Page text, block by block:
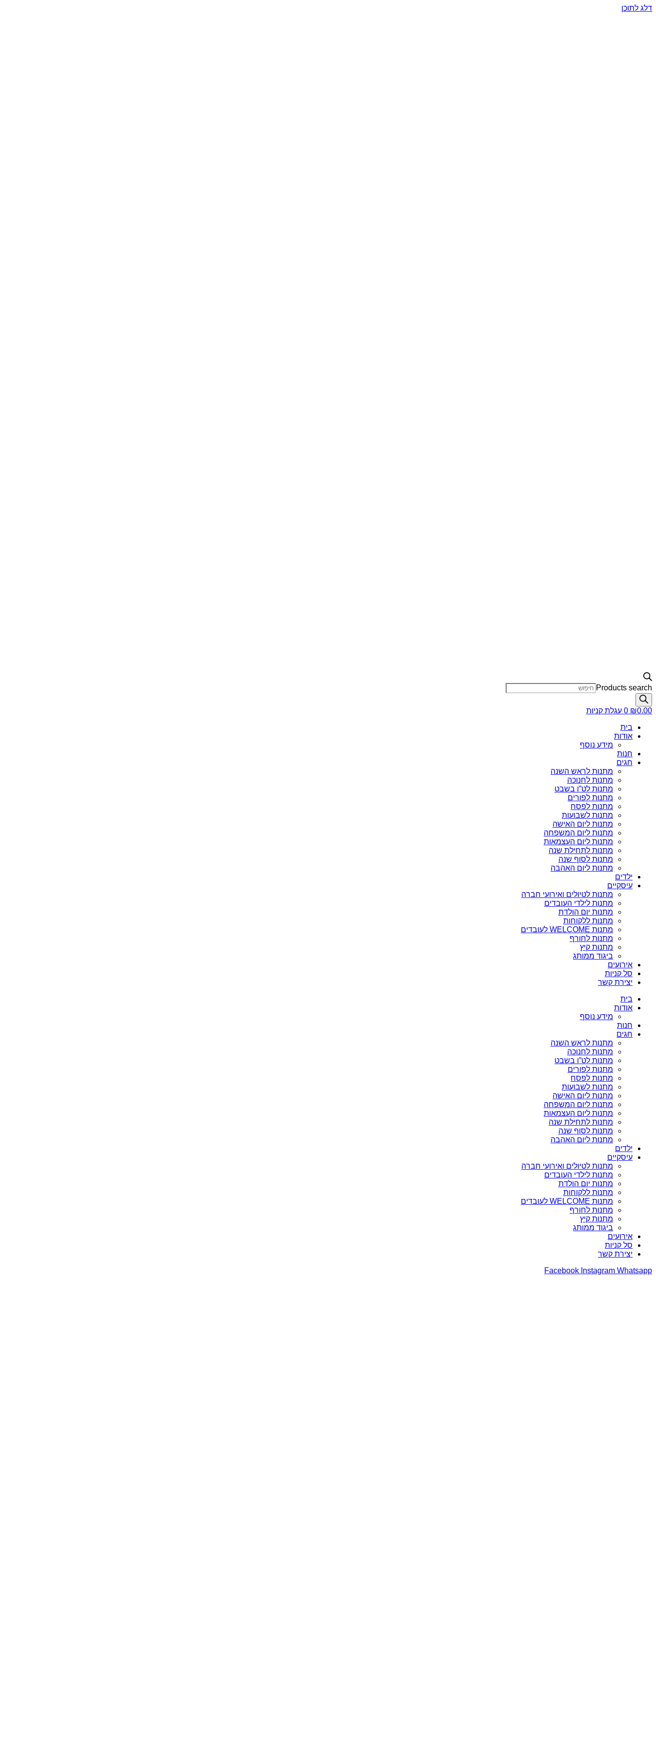
דלג לתוכן
Products search
₪0.00
0 עגלת קניות
בית
אודות
מידע נוסף
חנות
חגים
מתנות לראש השנה
מתנות לחנוכה
מתנות לט”ו בשבט
מתנות לפורים
מתנות לפסח
מתנות לשבועות
מתנות ליום האישה
מתנות ליום המשפחה
מתנות ליום העצמאות
מתנות לתחילת שנה
מתנות לסוף שנה
מתנות ליום האהבה
ילדים
עיסקיים
מתנות לטיולים ואירועי חברה
מתנות לילדי העובדים
מתנות יום הולדת
מתנות ללקוחות
מתנות WELCOME לעובדים
מתנות לחורף
מתנות קיץ
ביגוד ממותג
אירועים
סל קניות
יצירת קשר
בית
אודות
מידע נוסף
חנות
חגים
מתנות לראש השנה
מתנות לחנוכה
מתנות לט”ו בשבט
מתנות לפורים
מתנות לפסח
מתנות לשבועות
מתנות ליום האישה
מתנות ליום המשפחה
מתנות ליום העצמאות
מתנות לתחילת שנה
מתנות לסוף שנה
מתנות ליום האהבה
ילדים
עיסקיים
מתנות לטיולים ואירועי חברה
מתנות לילדי העובדים
מתנות יום הולדת
מתנות ללקוחות
מתנות WELCOME לעובדים
מתנות לחורף
מתנות קיץ
ביגוד ממותג
אירועים
סל קניות
יצירת קשר
Facebook Instagram Whatsapp